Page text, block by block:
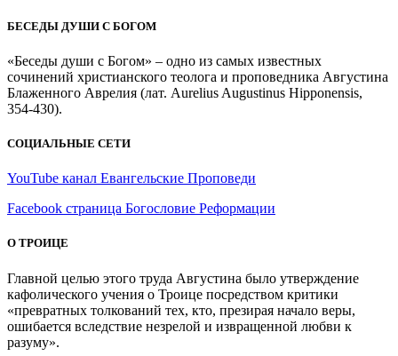
БЕСЕДЫ ДУШИ С БОГОМ
«Беседы души с Богом» – одно из самых известных
сочинений христианского теолога и проповедника Августина
Блаженного Аврелия (лат. Aurelius Augustinus Hipponensis,
354-430).
СОЦИАЛЬНЫЕ СЕТИ
YouTube канал Евангельские Проповеди
Facebook страница Богословие Реформации
О ТРОИЦЕ
Главной целью этого труда Августина было утверждение
кафолического учения о Троице посредством критики
«превратных толкований тех, кто, презирая начало веры,
ошибается вследствие незрелой и извращенной любви к
разуму».